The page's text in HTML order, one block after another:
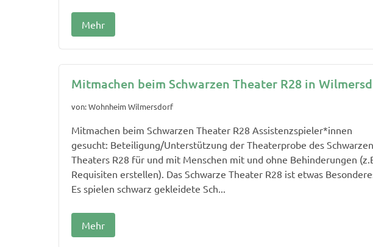
Mehr
Mitmachen beim Schwarzen Theater R28 in
von: Wohnheim Wilmersdorf
Mitmachen beim Schwarzen Theater R28 Assistenzspieler*innen
gesucht: Beteiligung/Unterstützung der Theaterprobe des Schwarzen
Theaters R28 für und mit Menschen mit und ohne Behinderungen
Requisiten erstellen). Das Schwarze Theater R28 ist etwas
Es spielen schwarz gekleidete Sch...
Mehr